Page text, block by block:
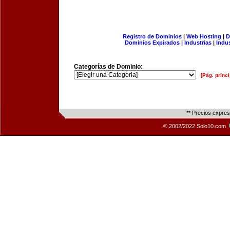
Registro de Dominios| Web Hosting |
Dominios Expirados | Industrias |
Categorías de Dominio:
[Pág.
** Precios
© 2002/2022 Solo10.com